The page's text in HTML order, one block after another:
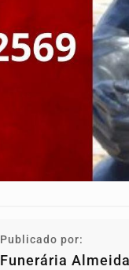
Publicado por:
Funerária Almeida